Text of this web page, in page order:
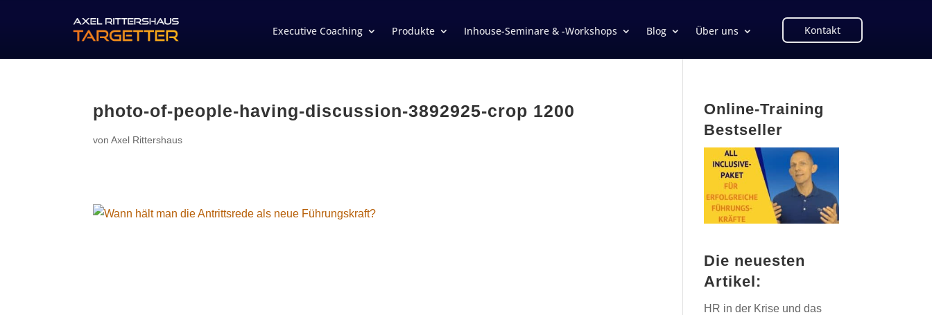
Executive Coaching Produkte Inhouse-Seminare & -Workshops Blog Über uns Kontakt
photo-of-people-having-discussion-3892925-crop 1200
vonAxel Rittershaus
Online-Training
Bestseller
Die neuesten
Artikel:
HR in der Krise und das